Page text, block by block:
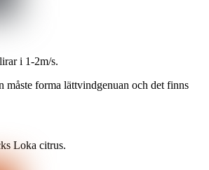
i 1-2m/s.
måste forma lättvindgenuan och det finns
Loka citrus.